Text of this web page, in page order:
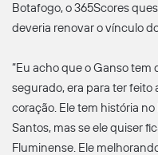
Botafogo, o 365Scores
deveria renovar o vínculo
“Eu acho que o Ganso
segurado, era para ter feito
coração. Ele tem história
Santos, mas se ele quiser
Fluminense. Ele